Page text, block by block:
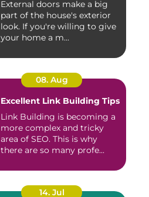
External doors make a big
part of the house's exterior
look. If you're willing to give
your home a m...
08. Aug
Excellent Link Building Tips
Link Building is becoming a
more complex and tricky
area of SEO. This is why
there are so many profe...
14. Jul